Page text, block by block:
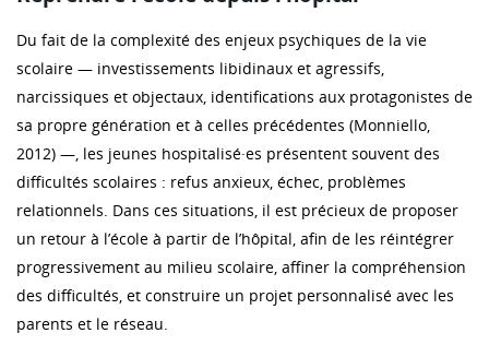
Du fait de la complexité des enjeux psychiques de la vie
scolaire — investissements libidinaux et agressifs,
narcissiques et objectaux, identifications aux protagonistes de
sa propre génération et à celles précédentes (Monniello,
2012) —, les jeunes hospitalisé·es présentent souvent des
difficultés scolaires : refus anxieux, échec, problèmes
relationnels. Dans ces situations, il est précieux de proposer
un retour à l’école à partir de l’hôpital, afin de les réintégrer
progressivement au milieu scolaire, affiner la compréhension
des difficultés, et construire un projet personnalisé avec les
parents et le réseau.